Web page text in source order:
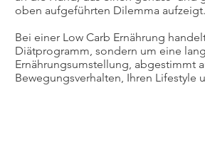
oben aufgeführten Dilemma aufzeigt.
Bei einer Low Carb Ernährung
Diätprogramm, sondern um eine
Ernährungsumstellung, abgestimmt
Bewegungsverhalten, Ihren Lifestyle